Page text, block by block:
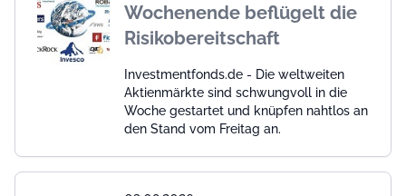
Wochenende beflügelt die
Risikobereitschaft
Investmentfonds.de - Die weltweiten
Aktienmärkte sind schwungvoll in die
Woche gestartet und knüpfen nahtlos an
den Stand vom Freitag an.